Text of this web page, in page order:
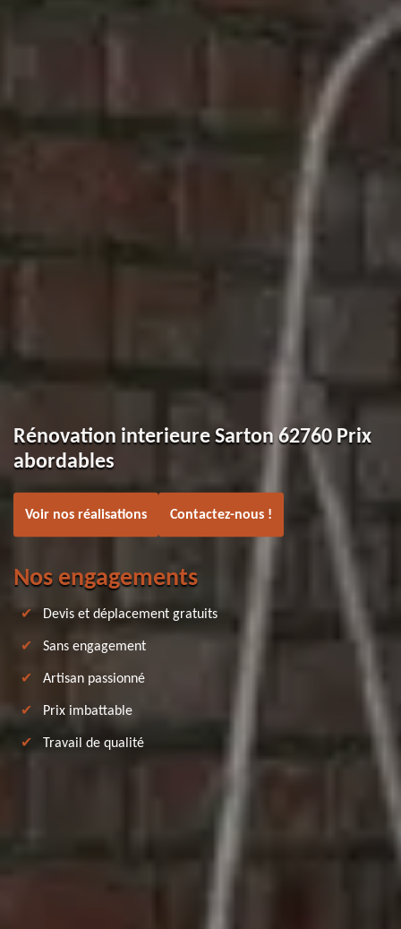
Rénovation interieure Sarton 62760 Prix
abordables
Voir nos réalisations Contactez-nous !
Nos engagements
Devis et déplacement gratuits
Sans engagement
Artisan passionné
Prix imbattable
Travail de qualité